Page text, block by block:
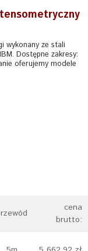
wykonany ze stali
Dostępne zakresy:
oferujemy modele
cena
brutto: